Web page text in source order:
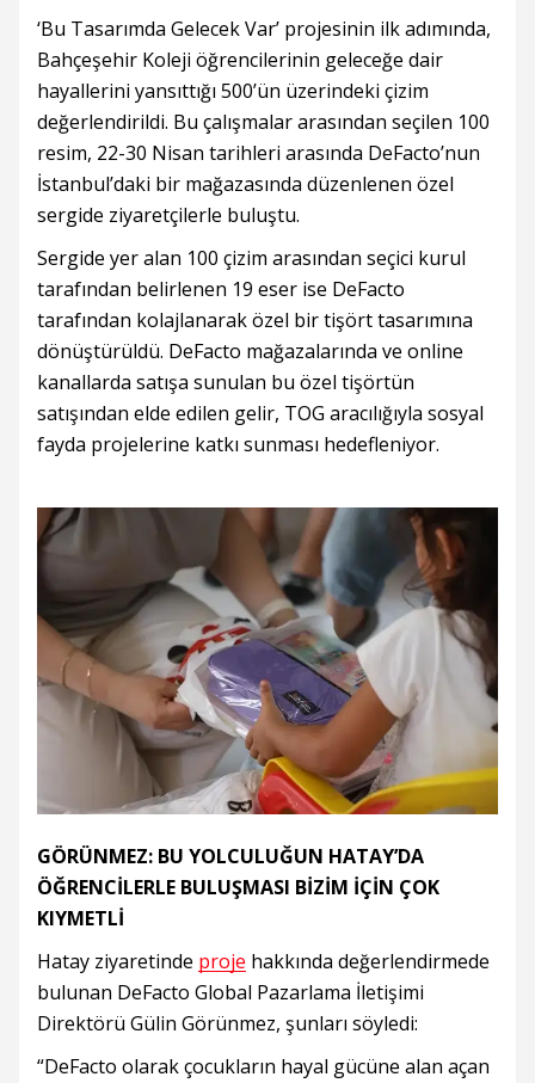
‘Bu Tasarımda Gelecek Var’ projesinin ilk adımında,
Bahçeşehir Koleji öğrencilerinin geleceğe dair
hayallerini yansıttığı 500’ün üzerindeki çizim
değerlendirildi. Bu çalışmalar arasından seçilen 100
resim, 22-30 Nisan tarihleri arasında DeFacto’nun
İstanbul’daki bir mağazasında düzenlenen özel
sergide ziyaretçilerle buluştu.
Sergide yer alan 100 çizim arasından seçici kurul
tarafından belirlenen 19 eser ise DeFacto
tarafından kolajlanarak özel bir tişört tasarımına
dönüştürüldü. DeFacto mağazalarında ve online
kanallarda satışa sunulan bu özel tişörtün
satışından elde edilen gelir, TOG aracılığıyla sosyal
fayda projelerine katkı sunması hedefleniyor.
GÖRÜNMEZ: BU YOLCULUĞUN HATAY’DA
ÖĞRENCİLERLE BULUŞMASI BİZİM İÇİN ÇOK
KIYMETLİ
Hatay ziyaretinde proje hakkında değerlendirmede
bulunan DeFacto Global Pazarlama İletişimi
Direktörü Gülin Görünmez, şunları söyledi:
“DeFacto olarak çocukların hayal gücüne alan açan